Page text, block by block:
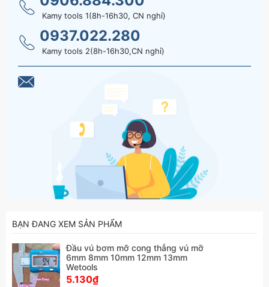
thẳng vú mỡ 6mm 8mm 10mm 12mm 13mm
Wetools
Kamy tools 1(8h-16h30, CN nghỉ)
0937.022.280
Kamy tools 2(8h-16h30,CN nghỉ)
BẠN ĐANG XEM SẢN PHẨM
Đầu vú bơm mỡ cong thẳng vú mỡ
6mm 8mm 10mm 12mm 13mm
Wetools
5.130₫